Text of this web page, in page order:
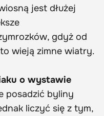
jest dłużej
gdyż od
wieją zimne wiatry.
o wystawie
posadzić byliny
liczyć się z tym,